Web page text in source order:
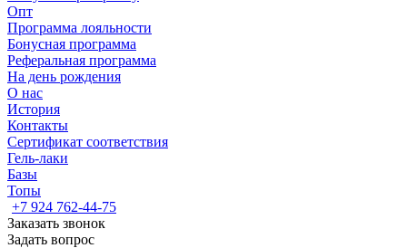
Опт
Программа лояльности
Бонусная программа
Реферальная программа
На день рождения
О нас
История
Контакты
Сертификат соответствия
Гель-лаки
Базы
Топы
+7 924 762-44-75
Заказать звонок
Задать вопрос